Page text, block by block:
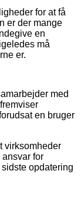
for at få
er der mange
en
må
er.
med
en bruger
virksomheder
for
opdatering